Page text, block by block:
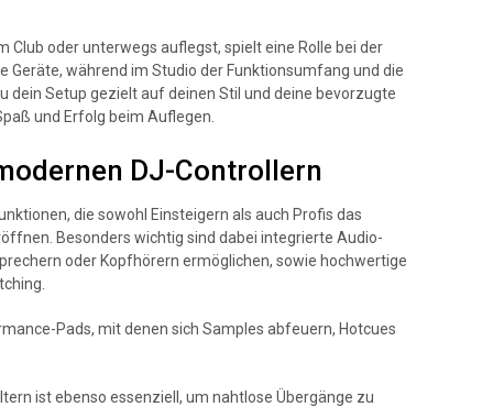
Club oder unterwegs auflegst, spielt eine Rolle bei der
Geräte, während im Studio der Funktionsumfang und die
dein Setup gezielt auf deinen Stil und deine bevorzugte
und Erfolg beim Auflegen.
DJ-Controllern
die sowohl Einsteigern als auch Profis das
Besonders wichtig sind dabei integrierte Audio-
oder Kopfhörern ermöglichen, sowie hochwertige
Pads, mit denen sich Samples abfeuern, Hotcues
ist ebenso essenziell, um nahtlose Übergänge zu